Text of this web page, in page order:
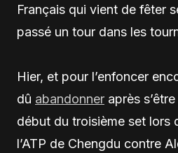
Français qui vient de fêter
passé un tour dans les
Hier, et pour l’enfoncer
dû abandonner après
début du troisième set lors
l’ATP de Chengdu contre